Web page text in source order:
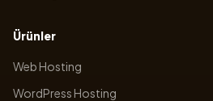
Ürünler
Web Hosting
WordPress Hosting